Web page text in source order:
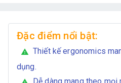
Đặc điểm nổi bật:
warning
Thiết kế ergonomics
dụng.